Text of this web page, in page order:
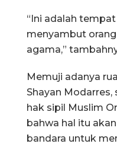
“Ini adalah
menyambut
agama,”
Memuji adanya
Shayan Modarres,
hak sipil Muslim
bahwa hal itu
bandara untuk